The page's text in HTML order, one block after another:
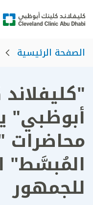
الصفحة الرئيسية
أبوظبي"
المُبسَّط"
للجمهور